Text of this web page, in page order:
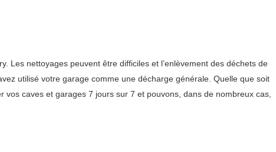
Les nettoyages peuvent être difficiles et l’enlèvement des déchets de
utilisé votre garage comme une décharge générale. Quelle que soit
caves et garages 7 jours sur 7 et pouvons, dans de nombreux cas,